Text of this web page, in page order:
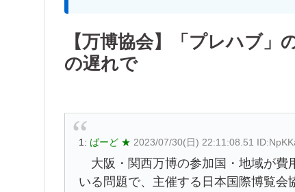
【万博協会】「プレハブ
の遅れで
1: ばーど ★ 2023/07/30(日) 22:11:08.51
大阪・関西万博の参加国・地域が費
いる問題で、主催する日本国際博覧